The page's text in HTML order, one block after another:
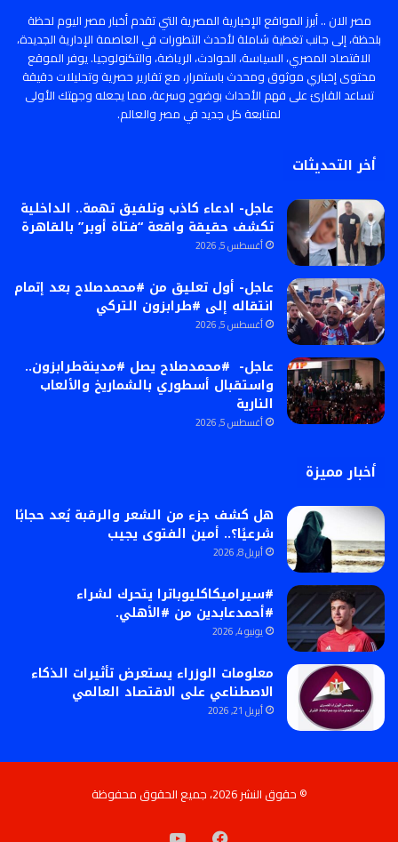
مصر الان .. أبرز المواقع الإخبارية المصرية التي تقدم أخبار مصر اليوم لحظة
بلحظة، إلى جانب تغطية شاملة لأحدث التطورات في العاصمة الإدارية الجديدة،
الاقتصاد المصري، السياسة، الحوادث، الرياضة، والتكنولوجيا. يوفر الموقع
محتوى إخباري موثوق ومحدث باستمرار، مع تقارير حصرية وتحليلات دقيقة
تساعد القارئ على فهم الأحداث بوضوح وسرعة، مما يجعله وجهتك الأولى
لمتابعة كل جديد في مصر والعالم.
أخر التحديثات
عاجل- ادعاء كاذب وتلفيق تهمة.. الداخلية
تكشف حقيقة واقعة “فتاة أوبر” بالقاهرة
أغسطس 5, 2026
عاجل- أول تعليق من #محمدصلاح بعد إتمام
انتقاله إلى #طرابزون التركي
أغسطس 5, 2026
عاجل- #محمدصلاح يصل #مدينةطرابزون..
واستقبال أسطوري بالشماريخ والألعاب
النارية
أغسطس 5, 2026
أخبار مميزة
هل كشف جزء من الشعر والرقبة يُعد حجابًا
شرعيًا؟.. أمين الفتوى يجيب
أبريل 8, 2026
#سيراميكاكليوباترا يتحرك لشراء
#أحمدعابدين من #الأهلي.
يونيو 4, 2026
معلومات الوزراء يستعرض تأثيرات الذكاء
الاصطناعي على الاقتصاد العالمي
أبريل 21, 2026
© حقوق النشر 2026، جميع الحقوق محفوظة